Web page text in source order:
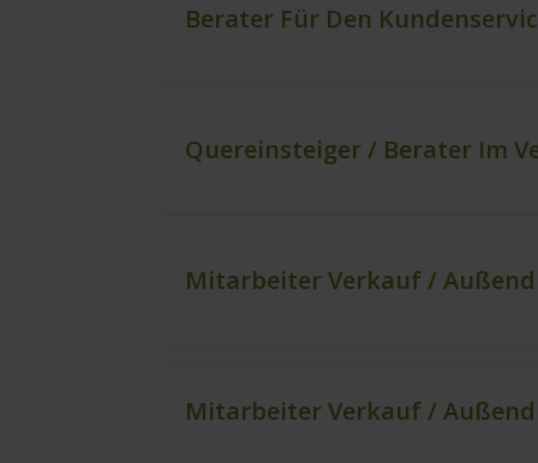
Berater Für Den
Quereinsteiger / Berater Im
Mitarbeiter Verkauf /
Mitarbeiter Verkauf /